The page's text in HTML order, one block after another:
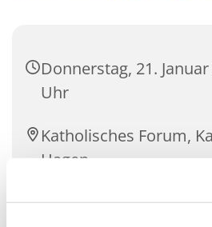
Donnerstag, 21.
Uhr
Katholisches Forum,
Hagen
Ulrike Gruyter